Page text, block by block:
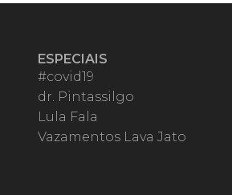
ESPECIAIS
#covid19
dr. Pintassilgo
Lula Fala
Vazamentos Lava Jato